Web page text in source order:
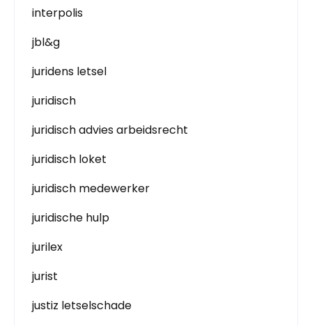
interpolis
jbl&g
juridens letsel
juridisch
juridisch advies arbeidsrecht
juridisch loket
juridisch medewerker
juridische hulp
jurilex
jurist
justiz letselschade